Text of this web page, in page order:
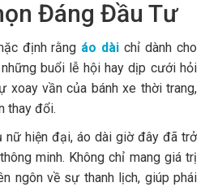
Đáng Đầu Tư
định rằng áo dài chỉ dành cho
buổi lễ hội hay dịp cưới hỏi
xoay vần của bánh xe thời trang,
thay đổi.
nữ hiện đại, áo dài giờ đây đã trở
minh. Không chỉ mang giá trị
ngôn về sự thanh lịch, giúp phái